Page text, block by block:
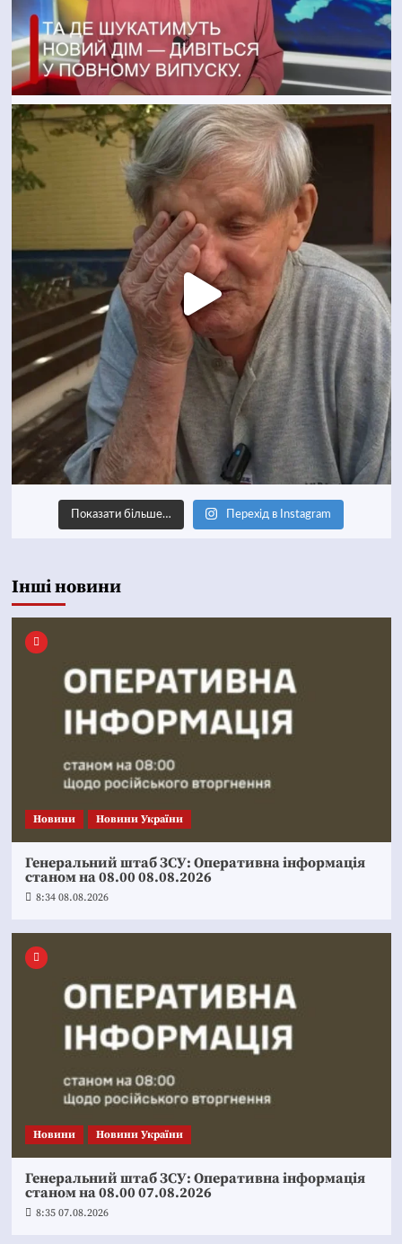
Показати більше… Перехід в Instagram
Інші новини
Новини Новини України
Генеральний штаб ЗСУ: Оперативна інформація
станом на 08.00 08.08.2026
8:34 08.08.2026
Новини Новини України
Генеральний штаб ЗСУ: Оперативна інформація
станом на 08.00 07.08.2026
8:35 07.08.2026